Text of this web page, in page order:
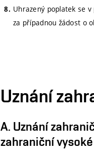
Uhrazený poplatek se
za případnou žádost o
Uznání
A. Uznání
zahraniční